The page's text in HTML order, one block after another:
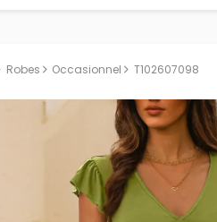
Robes Occasionnel T102607098